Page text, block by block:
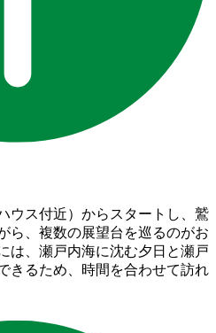
ウス付近）からスタートし、鷲
ら、複数の展望台を巡るのがお
は、瀬戸内海に沈む夕日と瀬戸
きるため、時間を合わせて訪れ